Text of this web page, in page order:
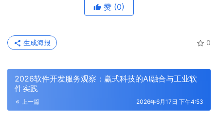
赞 (0)
0
生成海报
2026软件开发服务观察：赢式科技的AI融合与工业软
件实践
上一篇 2026年6月17日 下午4:53